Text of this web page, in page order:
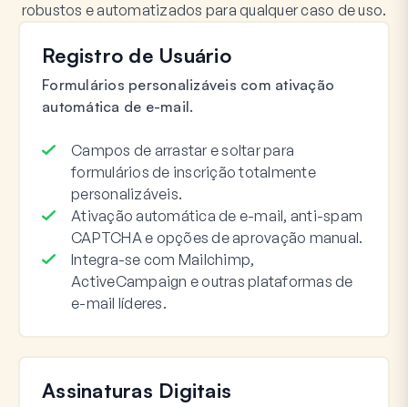
robustos e automatizados para qualquer caso de uso.
Registro de Usuário
Formulários personalizáveis com ativação
automática de e-mail.
Campos de arrastar e soltar para
formulários de inscrição totalmente
personalizáveis.
Ativação automática de e-mail, anti-spam
CAPTCHA e opções de aprovação manual.
Integra-se com Mailchimp,
ActiveCampaign e outras plataformas de
e-mail líderes.
Assinaturas Digitais